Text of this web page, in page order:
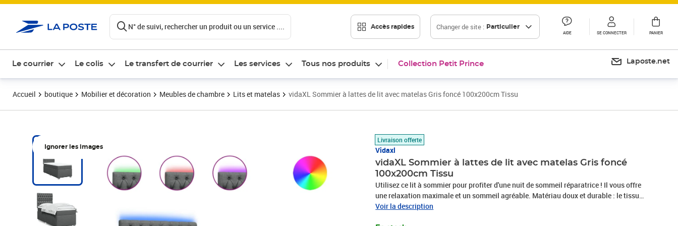
N° de suivi, rechercher un produit ou un service .... Accès rapides Changer de site : Particulier
AIDE SE CONNECTER PANIER
Le courrier Le colis Le transfert de courrier Les services Tous nos produits Collection Petit Prince Laposte.net
Accueil boutique Mobilier et décoration Meubles de chambre Lits et matelas vidaXL Sommier à lattes de lit avec matelas Gris foncé 100x200cm Tissu
Ignorer les images
Livraison offerte
Vidaxl
vidaXL Sommier à lattes de lit avec matelas Gris foncé
100x200cm Tissu
Utilisez ce lit à sommier pour profiter d'une nuit de sommeil réparatrice ! Il vous offre
une relaxation maximale et un sommeil agréable. Matériau doux et durable : le tissu
en polyester allie douceur, respirabilité et durabilité, vous garantissant un confort et
Voir la description
Prix 462,19€